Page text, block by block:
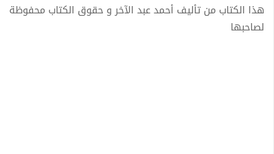
هذا الكتاب من تأليف أحمد عبد الآخر و حقوق الكتاب محفوظة
لصاحبها